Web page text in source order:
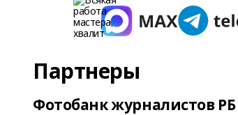
Партнеры
Фотобанк журналистов РБ